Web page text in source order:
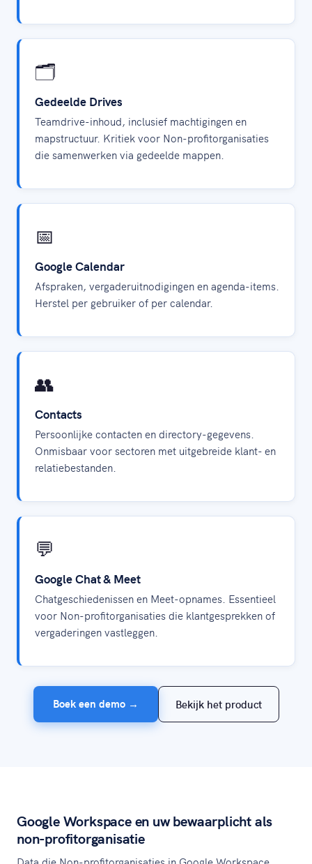
🗂️
Gedeelde Drives
Teamdrive-inhoud, inclusief machtigingen en
mapstructuur. Kritiek voor Non-profitorganisaties
die samenwerken via gedeelde mappen.
📅
Google Calendar
Afspraken, vergaderuitnodigingen en agenda-items.
Herstel per gebruiker of per calendar.
👥
Contacts
Persoonlijke contacten en directory-gegevens.
Onmisbaar voor sectoren met uitgebreide klant- en
relatiebestanden.
💬
Google Chat & Meet
Chatgeschiedenissen en Meet-opnames. Essentieel
voor Non-profitorganisaties die klantgesprekken of
vergaderingen vastleggen.
Boek een demo → Bekijk het product
Google Workspace en uw bewaarplicht als
non-profitorganisatie